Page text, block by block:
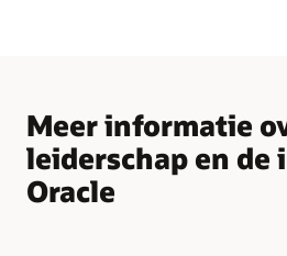
Meer informatie
leiderschap en de
Oracle